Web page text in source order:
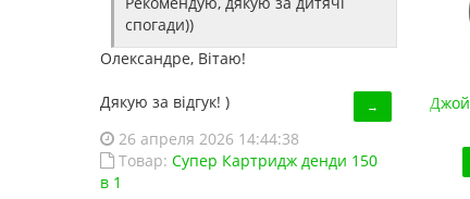
спогади))
Олександре, Вітаю!
Дякую за відгук! ) →
26 апреля 2026 14:44:38
Товар: Супер Картридж денди 150
в 1
Джойстик Sega USB (для эмулятора ПК, Data
Купить! В 1 клік